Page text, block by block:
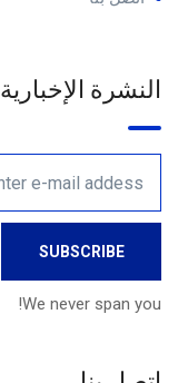
النشرة الإخبارية
We never span you!